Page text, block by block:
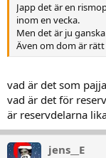
Japp det är en
inom en vecka.
Men det är ju
Även om dom är
vad är det som
vad är det för
är reservdelarna
jens__E